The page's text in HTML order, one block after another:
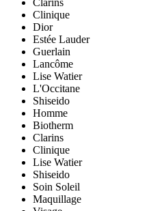
Clarins
Clinique
Dior
Estée Lauder
Guerlain
Lancôme
Lise Watier
L'Occitane
Shiseido
Homme
Biotherm
Clarins
Clinique
Lise Watier
Shiseido
Soin Soleil
Maquillage